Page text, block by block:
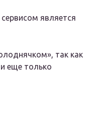
является
так как
еще только